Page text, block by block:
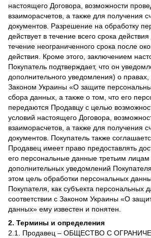
настоящего Договора, возможности
взаиморасчетов, а также для получения
документов. Разрешение на обработку
действует в течение всего срока
течение неограниченного срока после
действия. Кроме этого, заключением
Покупатель подтверждает, что он
дополнительного уведомления) о
Законом Украины «О защите
сбора данных, а также о том, что его
передаются Продавцу с целью
условий настоящего Договора,
взаиморасчетов, а также для получения
документов. Покупатель также
Продавец имеет право предоставлять
его персональные данные третьим лицам
дополнительных уведомлений
этом цель обработки персональных
Покупателя, как субъекта персональных
соответствии с Законом Украины «О
данных» ему известен и понятен.
2. Термины и определения
2.1. Продавец – ОБЩЕСТВО С